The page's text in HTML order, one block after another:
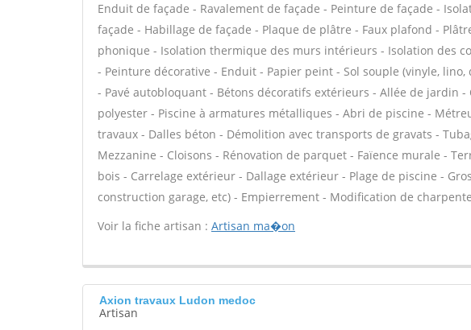
Enduit de façade - Ravalement de façade - Peinture de façade -
façade - Habillage de façade - Plaque de plâtre - Faux plafond -
phonique - Isolation thermique des murs intérieurs - Isolation des
- Peinture décorative - Enduit - Papier peint - Sol souple (vinyle, lino,
- Pavé autobloquant - Bétons décoratifs extérieurs - Allée de jardin -
polyester - Piscine à armatures métalliques - Abri de piscine -
travaux - Dalles béton - Démolition avec transports de gravats -
Mezzanine - Cloisons - Rénovation de parquet - Faïence murale -
bois - Carrelage extérieur - Dallage extérieur - Plage de piscine -
construction garage, etc) - Empierrement - Modification de
Voir la fiche artisan : Artisan ma�on
Axion travaux Ludon medoc
Artisan